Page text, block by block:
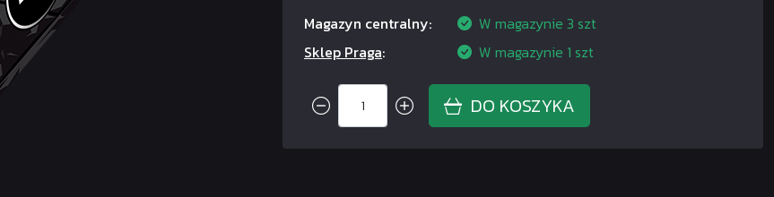
Magazyn centralny: W magazynie 3 szt
Sklep Praga: W magazynie 1 szt
DO KOSZYKA